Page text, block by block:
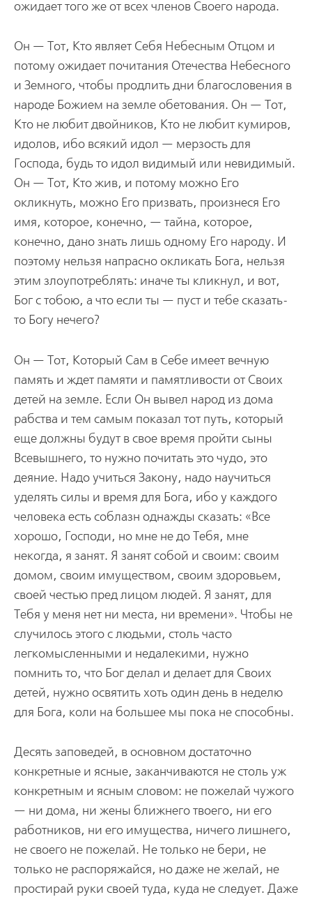
ожидает того же от всех членов Своего народа.
Он — Тот, Кто являет Себя Небесным Отцом и
потому ожидает почитания Отечества Небесного
и Земного, чтобы продлить дни благословения в
народе Божием на земле обетования. Он — Тот,
Кто не любит двойников, Кто не любит кумиров,
идолов, ибо всякий идол — мерзость для
Господа, будь то идол видимый или невидимый.
Он — Тот, Кто жив, и потому можно Его
окликнуть, можно Его призвать, произнеся Его
имя, которое, конечно, — тайна, которое,
конечно, дано знать лишь одному Его народу. И
поэтому нельзя напрасно окликать Бога, нельзя
этим злоупотреблять: иначе ты кликнул, и вот,
Бог с тобою, а что если ты — пуст и тебе сказать-
то Богу нечего?
Он — Тот, Который Сам в Себе имеет вечную
память и ждет памяти и памятливости от Своих
детей на земле. Если Он вывел народ из дома
рабства и тем самым показал тот путь, который
еще должны будут в свое время пройти сыны
Всевышнего, то нужно почитать это чудо, это
деяние. Надо учиться Закону, надо научиться
уделять силы и время для Бога, ибо у каждого
человека есть соблазн однажды сказать: «Все
хорошо, Господи, но мне не до Тебя, мне
некогда, я занят. Я занят собой и своим: своим
домом, своим имуществом, своим здоровьем,
своей честью пред лицом людей. Я занят, для
Тебя у меня нет ни места, ни времени». Чтобы не
случилось этого с людьми, столь часто
легкомысленными и недалекими, нужно
помнить то, что Бог делал и делает для Своих
детей, нужно освятить хоть один день в неделю
для Бога, коли на большее мы пока не способны.
Десять заповедей, в основном достаточно
конкретные и ясные, заканчиваются не столь уж
конкретным и ясным словом: не пожелай чужого
— ни дома, ни жены ближнего твоего, ни его
работников, ни его имущества, ничего лишнего,
не своего не пожелай. Не только не бери, не
только не распоряжайся, но даже не желай, не
простирай руки своей туда, куда не следует. Даже